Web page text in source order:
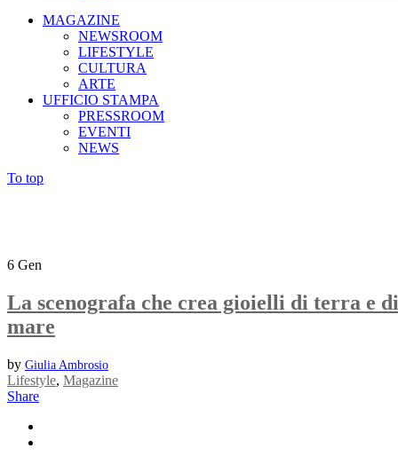
MAGAZINE
NEWSROOM
LIFESTYLE
CULTURA
ARTE
UFFICIO STAMPA
PRESSROOM
EVENTI
NEWS
To top
6 Gen
La scenografa che crea gioielli di terra e di
mare
by Giulia Ambrosio
Lifestyle, Magazine
Share